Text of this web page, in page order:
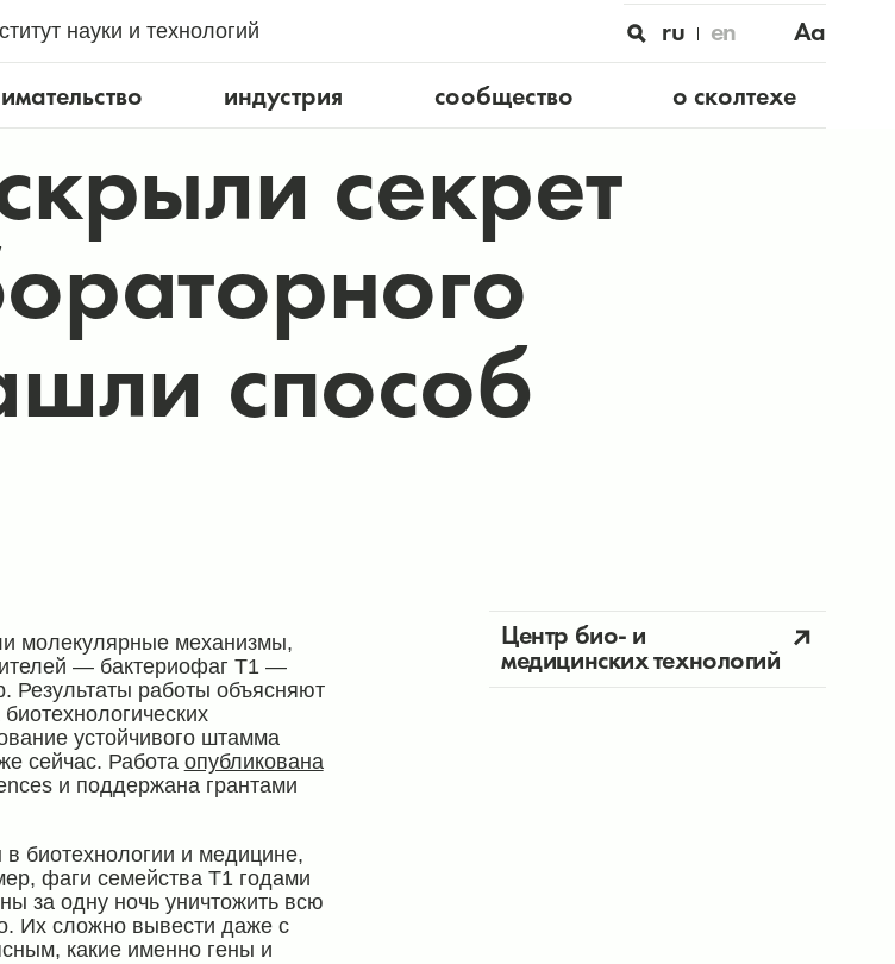
науки и технологий ru en
Aa
индустрия сообщество о сколтехе
секрет
способ
молекулярные механизмы,
— бактериофаг T1 —
Результаты работы объясняют
устойчивого штамма
сейчас. Работа опубликована
и поддержана грантами
биотехнологии и медицине,
фаги семейства T1 годами
за одну ночь уничтожить всю
Их сложно вывести даже с
какие именно гены и
Центр био- и
медицинских технологий